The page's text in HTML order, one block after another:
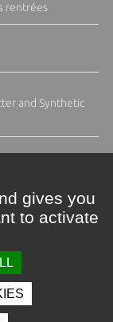
rentrées
and Synthetic
gives you
to activate